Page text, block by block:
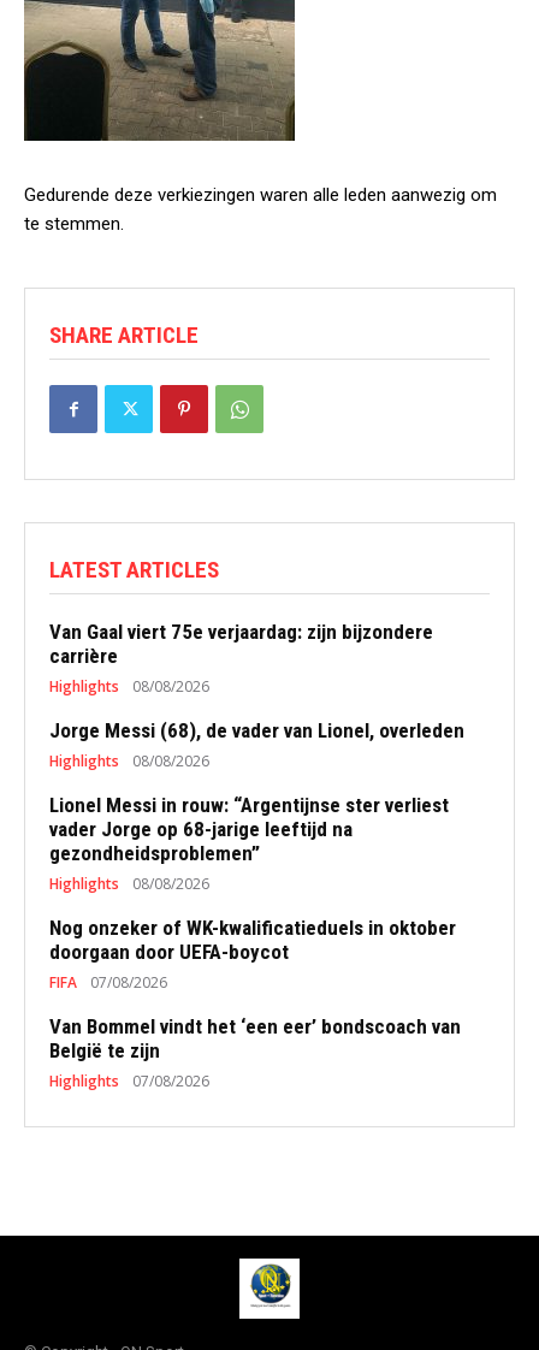
Gedurende deze verkiezingen waren alle leden aanwezig om
te stemmen.
SHARE ARTICLE
LATEST ARTICLES
Van Gaal viert 75e verjaardag: zijn bijzondere
carrière
Highlights 08/08/2026
Jorge Messi (68), de vader van Lionel, overleden
Highlights 08/08/2026
Lionel Messi in rouw: “Argentijnse ster verliest
vader Jorge op 68-jarige leeftijd na
gezondheidsproblemen”
Highlights 08/08/2026
Nog onzeker of WK-kwalificatieduels in oktober
doorgaan door UEFA-boycot
FIFA 07/08/2026
Van Bommel vindt het ‘een eer’ bondscoach van
België te zijn
Highlights 07/08/2026